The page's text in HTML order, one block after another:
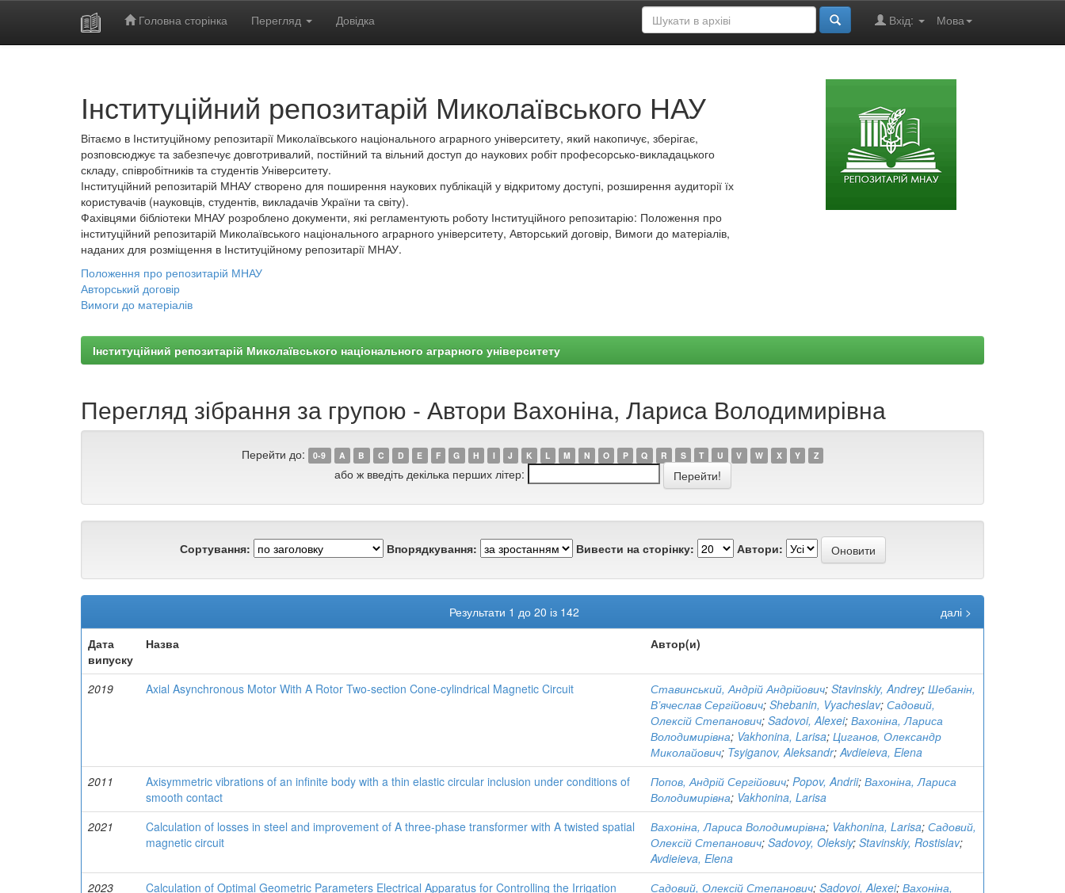
Головна сторінка Перегляд Довідка Мова
Вхід:
Інституційний репозитарій Миколаївського НАУ
Вітаємо в Інституційному репозитарії Миколаївського національного аграрного університету, який накопичує, зберігає,
розповсюджує та забезпечує довготривалий, постійний та вільний доступ до наукових робіт професорсько-викладацького
складу, співробітників та студентів Університету.
Інституційний репозитарій МНАУ створено для поширення наукових публікацій у відкритому доступі, розширення аудиторії їх
користувачів (науковців, студентів, викладачів України та світу).
Фахівцями бібліотеки МНАУ розроблено документи, які регламентують роботу Інституційного репозитарію: Положення про
інституційний репозитарій Миколаївського національного аграрного університету, Авторський договір, Вимоги до матеріалів,
наданих для розміщення в Інституційному репозитарії МНАУ.
Положення про репозитарій МНАУ
Авторський договір
Вимоги до матеріалів
Інституційний репозитарій Миколаївського національного аграрного університету
Перегляд зібрання за групою - Автори Вахоніна, Лариса Володимирівна
Перейти до: 0-9 A B C D E F G H I J K L M N O P Q R S T U V W X Y Z
або ж введіть декілька перших літер:
Сортування: Впорядкування: Вивести на сторінку: Автори:
Результати 1 до 20 із 142
далі >
Дата
випуску
Назва Автор(и)
2019 Axial Asynchronous Motor With A Rotor Two-section Cone-cylindrical Magnetic Circuit Ставинський, Андрій Андрійович; Stavinskiy, Andrey; Шебанін,
В’ячеслав Сергійович; Shebanin, Vyacheslav; Садовий,
Олексій Степанович; Sadovoi, Alexei; Вахоніна, Лариса
Володимирівна; Vakhonina, Larisa; Циганов, Олександр
Миколайович; Tsyiganov, Aleksandr;Avdieieva, Elena
2011
Axisymmetric vibrations of an infinite body with a thin elastic circular inclusion under conditions of
smooth contact
Попов, Андрій Сергійович; Popov, Andrii; Вахоніна, Лариса
Володимирівна; Vakhonina, Larisa
2021
Calculation of losses in steel and improvement of A three-phase transformer with A twisted spatial
magnetic circuit
Вахоніна, Лариса Володимирівна; Vakhonina, Larisa; Садовий,
Олексій Степанович; Sadovoy, Oleksiy; Stavinskiy, Rostislav;
Avdieieva, Elena
2023
Calculation of Optimal Geometric Parameters Electrical Apparatus for Controlling the Irrigation
Садовий, Олексій Степанович; Sadovoi, Alexei; Вахоніна,